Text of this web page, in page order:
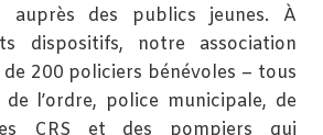
auprès des publics jeunes. À
dispositifs, notre association
200 policiers bénévoles – tous
l’ordre, police municipale, de
CRS et des pompiers qui